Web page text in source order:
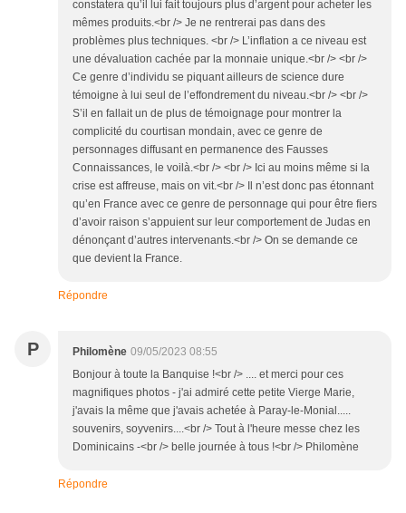
constatera qu’il lui fait toujours plus d’argent pour acheter les
mêmes produits.<br /> Je ne rentrerai pas dans des
problèmes plus techniques. <br /> L’inflation a ce niveau est
une dévaluation cachée par la monnaie unique.<br /> <br />
Ce genre d’individu se piquant ailleurs de science dure
témoigne à lui seul de l’effondrement du niveau.<br /> <br />
S’il en fallait un de plus de témoignage pour montrer la
complicité du courtisan mondain, avec ce genre de
personnages diffusant en permanence des Fausses
Connaissances, le voilà.<br /> <br /> Ici au moins même si la
crise est affreuse, mais on vit.<br /> Il n’est donc pas étonnant
qu’en France avec ce genre de personnage qui pour être fiers
d’avoir raison s’appuient sur leur comportement de Judas en
dénonçant d’autres intervenants.<br /> On se demande ce
que devient la France.
Répondre
P Philomène 09/05/2023 08:55
Bonjour à toute la Banquise !<br /> .... et merci pour ces
magnifiques photos - j'ai admiré cette petite Vierge Marie,
j'avais la même que j'avais achetée à Paray-le-Monial.....
souvenirs, soyvenirs....<br /> Tout à l'heure messe chez les
Dominicains -<br /> belle journée à tous !<br /> Philomène
Répondre